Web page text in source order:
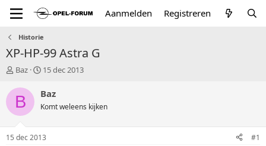
Aanmelden Registreren
Historie
XP-HP-99 Astra G
T
p
a
Baz
S
a
t
a
t
15 dec 2013
B Baz
Komt weleens kijken
15 dec 2013 #1